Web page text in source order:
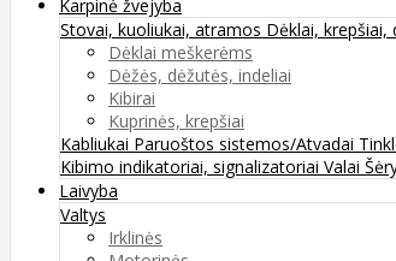
Karpinė žvejyba
Stovai, kuoliukai, atramos Dėklai, krepšiai,
Dėklai meškerėms
Dėžės, dėžutės, indeliai
Kibirai
Kuprinės, krepšiai
Kabliukai Paruoštos sistemos/Atvadai
Kibimo indikatoriai, signalizatoriai Valai
Laivyba
Valtys
Irklinės